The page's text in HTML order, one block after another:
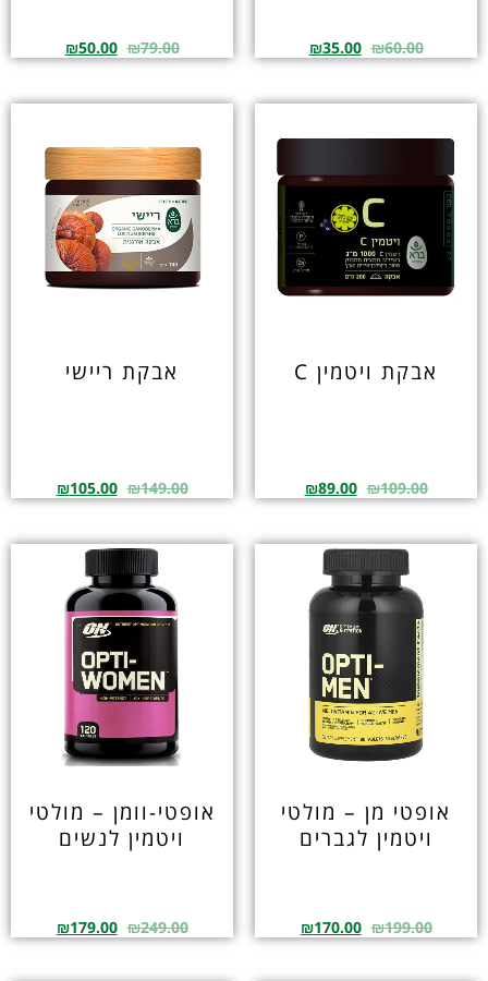
₪60.00
₪35.00
₪79.00
₪50.00
אבקת ויטמין C
₪109.00
₪89.00
אבקת ריישי
₪149.00
₪105.00
אופטי מן – מולטי
ויטמין לגברים
₪199.00
₪170.00
אופטי-וומן – מולטי
ויטמין לנשים
₪249.00
₪179.00